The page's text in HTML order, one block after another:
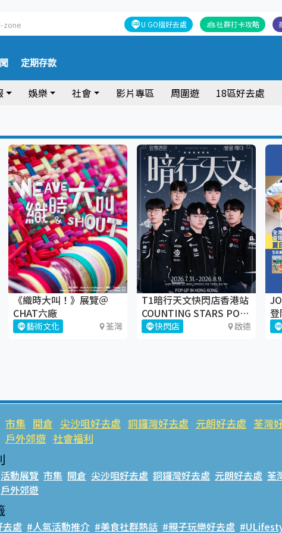
zone 社群打卡攻略
U GO搵好去處
定期存款
娛樂 社會 影片專區 周圍遊 18區好去處
《織時大叫！》展覽＠
CHAT六廠
藝術文化 荃灣
T1暗行天文快閃店香港站
COUNTING STARS POP-
UP快閃店 啟德
市集 開倉 尖沙咀好去處 銅鑼灣好去處 元朗好去處 荃灣
戶外郊遊 社會福利
活動展覽 市集 開倉 尖沙咀好去處 銅鑼灣好去處 元朗好去處 荃
戶外郊遊
去處 #人氣活動推介 #美食社群熱話 #親子玩樂好去處